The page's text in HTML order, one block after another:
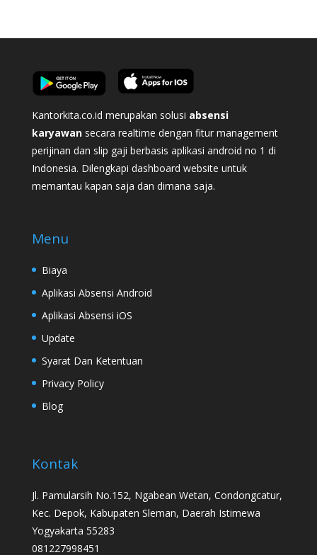
Kantorkita.co.id merupakan solusi absensi
karyawan secara realtime dengan fitur management
perijinan dan slip gaji berbasis aplikasi android no 1 di
Indonesia. Dilengkapi dashboard website untuk
memantau kapan saja dan dimana saja.
Menu
Biaya
Aplikasi Absensi Android
Aplikasi Absensi iOS
Update
Syarat Dan Ketentuan
Privacy Policy
Blog
Kontak
Jl. Pamularsih No.152, Ngabean Wetan, Condongcatur,
Kec. Depok, Kabupaten Sleman, Daerah Istimewa
Yogyakarta 55283
081227998451